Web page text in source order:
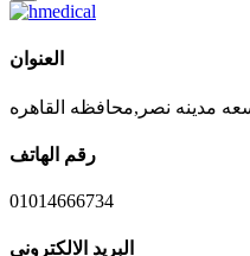
العنوان
رقم الهاتف
01014666734
البريد الالكتروني